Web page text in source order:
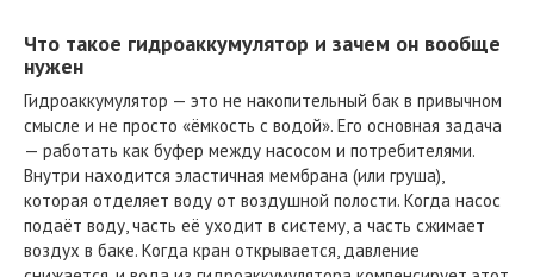
Что такое гидроаккумулятор и зачем он вообще
нужен
Гидроаккумулятор — это не накопительный бак в привычном
смысле и не просто «ёмкость с водой». Его основная задача
— работать как буфер между насосом и потребителями.
Внутри находится эластичная мембрана (или груша),
которая отделяет воду от воздушной полости. Когда насос
подаёт воду, часть её уходит в систему, а часть сжимает
воздух в баке. Когда кран открывается, давление